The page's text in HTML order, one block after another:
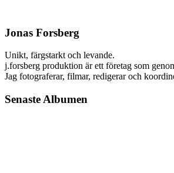
Jonas Forsberg
Unikt, färgstarkt och levande.
j.forsberg produktion är ett företag som
Jag fotograferar, filmar, redigerar och
Senaste Albumen